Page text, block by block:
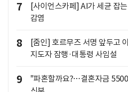
7
[사이언스카페] AI가 세균 잡
감염
8
[줌인] 호르무즈 서명 앞두고
지도자 잠행·대통령 사임설
9
"파혼할까요?…결혼자금 5500